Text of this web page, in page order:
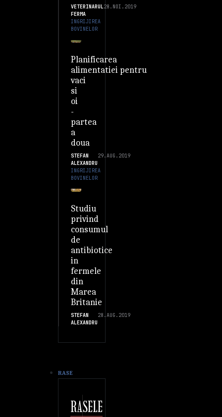
VETERINARUL
FERMA
28.NOI.2019
INGRIJIREA
BOVINELOR
Planificarea
alimentatiei pentru
vaci
si
oi
-
partea
a
doua
STEFAN
ALEXANDRU
29.AUG.2019
INGRIJIREA
BOVINELOR
Studiu
privind
consumul
de
antibiotice
in
fermele
din
Marea
Britanie
STEFAN
ALEXANDRU
28.AUG.2019
RASE
RASELE